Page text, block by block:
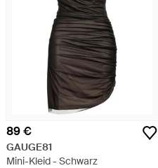
89 €
GAUGE81
Mini-Kleid - Schwarz